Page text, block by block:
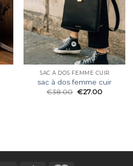
SAC À DOS FEMME CUIR
sac à dos femme cuir
€38.00 €27.00